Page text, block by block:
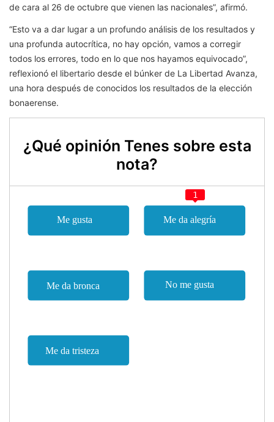
de cara al 26 de octubre que vienen las nacionales”, afirmó.
“Esto va a dar lugar a un profundo análisis de los resultados y
una profunda autocrítica, no hay opción, vamos a corregir
todos los errores, todo en lo que nos hayamos equivocado”,
reflexionó el libertario desde el búnker de La Libertad Avanza,
una hora después de conocidos los resultados de la elección
bonaerense.
¿Qué opinión Tenes sobre esta
nota?
1